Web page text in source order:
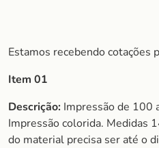
Estamos recebendo cotações
Item 01
Descrição: Impressão de 100
Impressão colorida. Medidas
do material precisa ser até o